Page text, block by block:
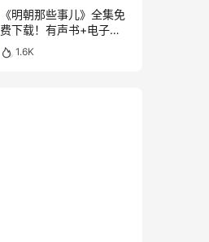
《明朝那些事儿》全集免
费下载！有声书+电子书
大合集，3.1GB超值珍藏
版
1.6K